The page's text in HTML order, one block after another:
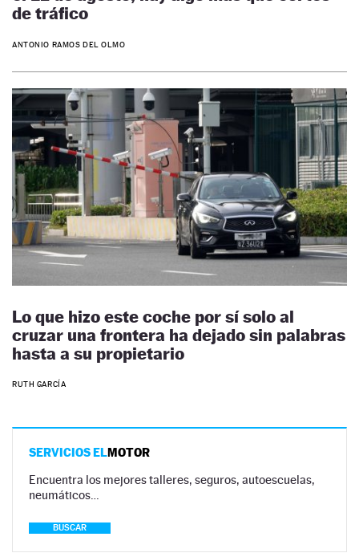
de tráfico
ANTONIO RAMOS DEL OLMO
Lo que hizo este coche por sí solo al
cruzar una frontera ha dejado sin palabras
hasta a su propietario
RUTH GARCÍA
SERVICIOS ELMOTOR
Encuentra los mejores talleres, seguros, autoescuelas,
neumáticos…
BUSCAR